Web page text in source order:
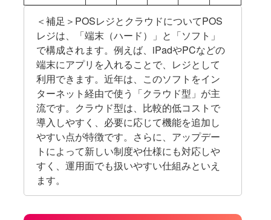
＜補足＞POSレジとクラウドについてPOS
レジは、「端末（ハード）」と「ソフト」
で構成されます。例えば、iPadやPCなどの
端末にアプリを入れることで、レジとして
利用できます。近年は、このソフトをイン
ターネット経由で使う「クラウド型」が主
流です。クラウド型は、比較的低コストで
導入しやすく、必要に応じて機能を追加し
やすい点が特徴です。さらに、アップデー
トによって新しい制度や仕様にも対応しや
すく、運用面でも扱いやすい仕組みといえ
ます。